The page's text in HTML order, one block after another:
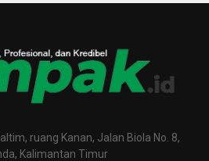
ruang Kanan, Jalan Biola No. 8,
Kalimantan Timur